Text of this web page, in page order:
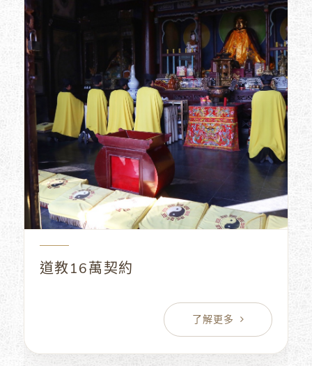
道教16萬契約